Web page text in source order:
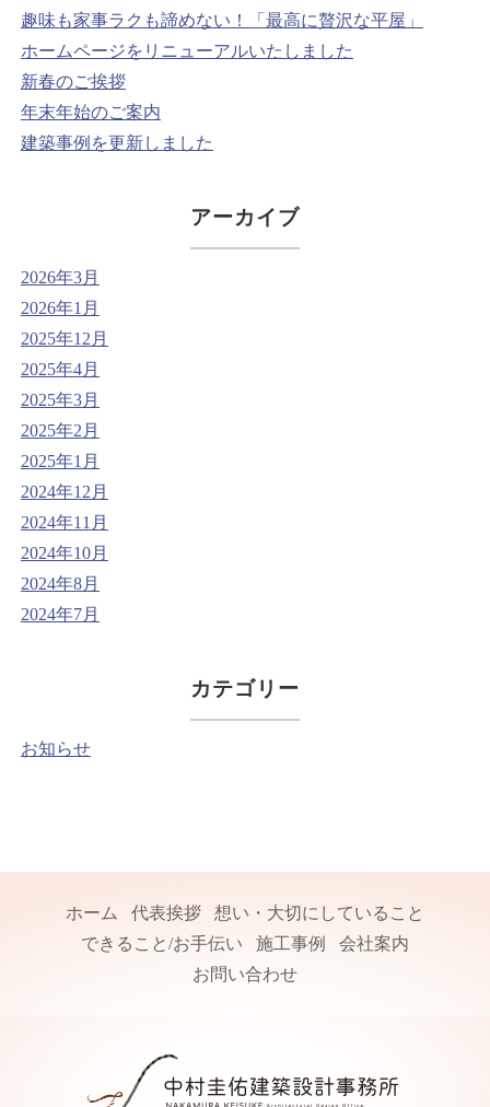
趣味も家事ラクも諦めない！「最高に贅沢な平屋」
ホームページをリニューアルいたしました
新春のご挨拶
年末年始のご案内
建築事例を更新しました
アーカイブ
2026年3月
2026年1月
2025年12月
2025年4月
2025年3月
2025年2月
2025年1月
2024年12月
2024年11月
2024年10月
2024年8月
2024年7月
カテゴリー
お知らせ
ホーム 代表挨拶
想い・大切にしていること
できること/お手伝い
施工事例
会社案内
お問い合わせ